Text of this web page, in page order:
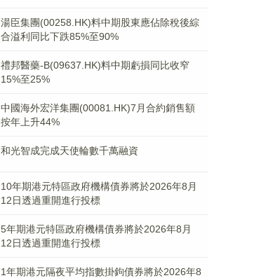
湯臣集團(00258.HK)料中期股東應佔除稅後綜
合溢利同比下跌85%至90%
禮邦醫藥-B(09637.HK)料中期虧損同比收窄
15%至25%
中國海外宏洋集團(00081.HK)7月合約銷售額
按年上升44%
和光智成完成天使輪數千萬融資
10年期港元特區政府機構債券將於2026年8月
12日透過重開進行投標
5年期港元特區政府機構債券將於2026年8月
12日透過重開進行投標
1年期港元隔夜平均指數掛鉤債券將於2026年8